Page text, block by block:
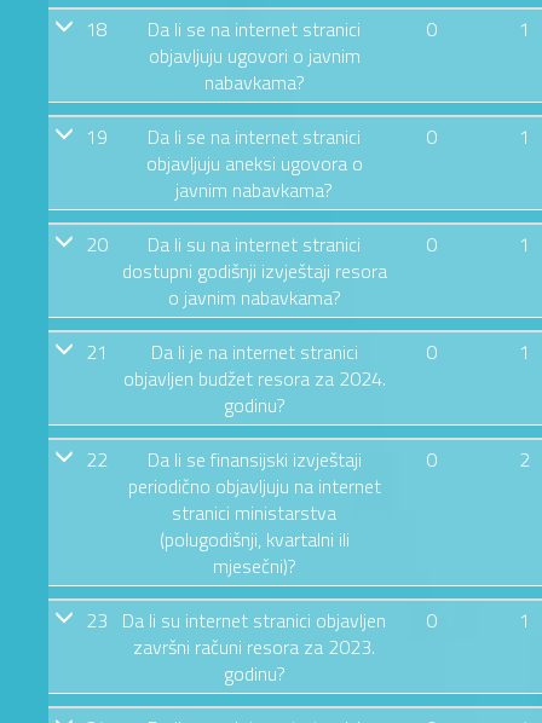
18
Da li se na internet stranici
objavljuju ugovori o javnim
nabavkama?
0 1
19
Da li se na internet stranici
objavljuju aneksi ugovora o
javnim nabavkama?
0 1
20
Da li su na internet stranici
dostupni godišnji izvještaji resora
o javnim nabavkama?
0 1
21
Da li je na internet stranici
objavljen budžet resora za 2024.
godinu?
0 1
22
Da li se finansijski izvještaji
periodično objavljuju na internet
stranici ministarstva
(polugodišnji, kvartalni ili
mjesečni)?
0 2
23 Da li su internet stranici objavljen
završni računi resora za 2023.
godinu?
0 1